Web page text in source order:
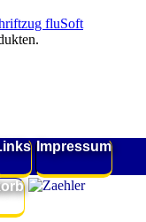
Impressum